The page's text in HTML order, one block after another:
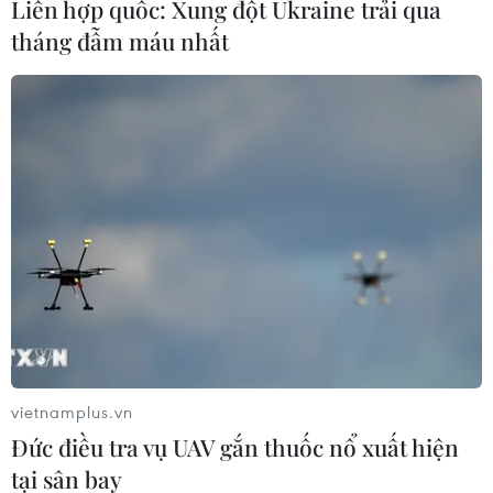
người lớn tuổi. Thiếu canxi có thể gây ra nhiều
vấn đề khác nhau như loãng xương, loét dạ
dịch, kháng vi khuẩn xâm nhập gây bệnh.
Liên hợp quốc: Xung đột Ukraine trải qua
tháng đẫm máu nhất
vietnamplus.vn
Đức điều tra vụ UAV gắn thuốc nổ xuất hiện
tại sân bay